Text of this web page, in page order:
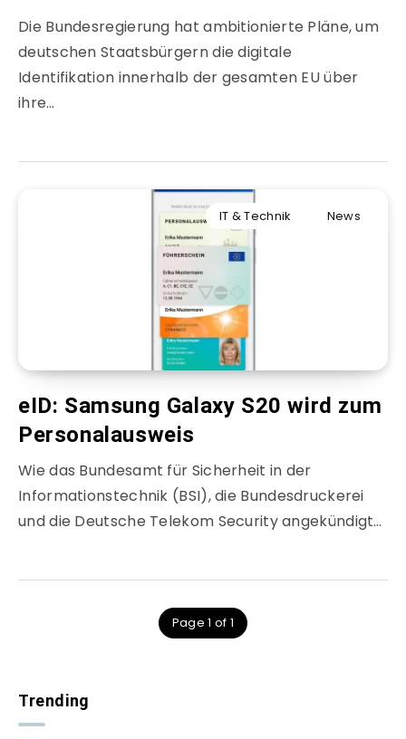
Die Bundesregierung hat ambitionierte Pläne, um
deutschen Staatsbürgern die digitale
Identifikation innerhalb der gesamten EU über
ihre…
IT & Technik News
eID: Samsung Galaxy S20 wird zum
Personalausweis
Wie das Bundesamt für Sicherheit in der
Informationstechnik (BSI), die Bundesdruckerei
und die Deutsche Telekom Security angekündigt…
Page 1 of 1
Trending